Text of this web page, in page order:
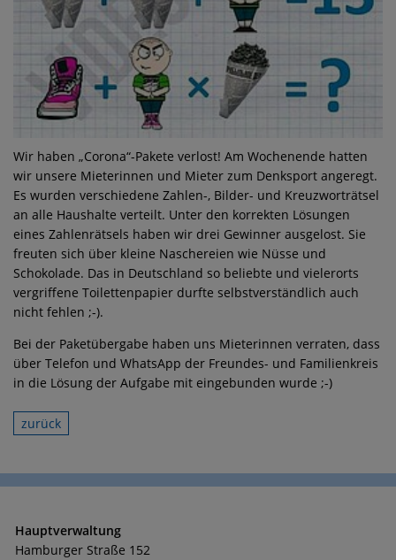
Wir haben „Corona“-Pakete verlost! Am Wochenende hatten
wir unsere Mieterinnen und Mieter zum Denksport angeregt.
Es wurden verschiedene Zahlen-, Bilder- und Kreuzworträtsel
an alle Haushalte verteilt. Unter den korrekten Lösungen
eines Zahlenrätsels haben wir drei Gewinner ausgelost. Sie
freuten sich über kleine Naschereien wie Nüsse und
Schokolade. Das in Deutschland so beliebte und vielerorts
vergriffene Toilettenpapier durfte selbstverständlich auch
nicht fehlen ;-).
Bei der Paketübergabe haben uns Mieterinnen verraten, dass
über Telefon und WhatsApp der Freundes- und Familienkreis
in die Lösung der Aufgabe mit eingebunden wurde ;-)
zurück
Hauptverwaltung
Hamburger Straße 152